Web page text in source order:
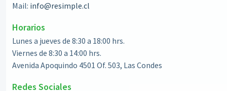
Mail: info@resimple.cl
Horarios
Lunes a jueves de 8:30 a 18:00 hrs.
Viernes de 8:30 a 14:00 hrs.
Avenida Apoquindo 4501 Of. 503, Las Condes
Redes Sociales